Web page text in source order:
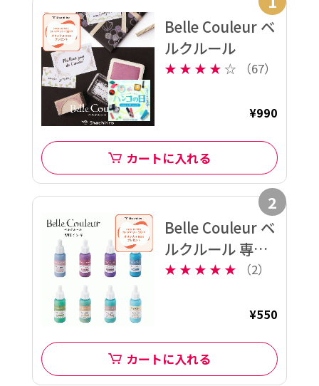
Belle Couleur ベ
ルクルール
★ ★ ★ ★ ☆ （67）
¥990
カートに入れる
2
Belle Couleur ベ
ルクルール 専用
インキ
★ ★ ★ ★ ★ （2）
¥550
カートに入れる